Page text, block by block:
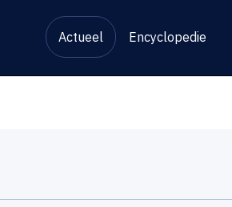
Actueel Encyclopedie